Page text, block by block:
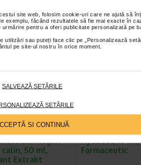
site web, folosim cookie-uri care ne ajută să
exemplu, făcând rezultatele să fie mai exacte în
pentru a oferi publicitate personalizată pe
sau puteți face clic pe „Personalizează
pe site-ul nostru în orice moment.
SALVEAZĂ SETĂRILE
SETĂRILE
SI CONTINUĂ
sunt picaturi auriculare
fi utilizate pentru
igienei auriculare…
QUIXX® Daily contine:
mare naturala (diluata
fiziologic (0,9%) cu apa…
din muguri
calin, 50 ml,
Extrakt
Hyatisol, 10 ml,
Farmaceutic